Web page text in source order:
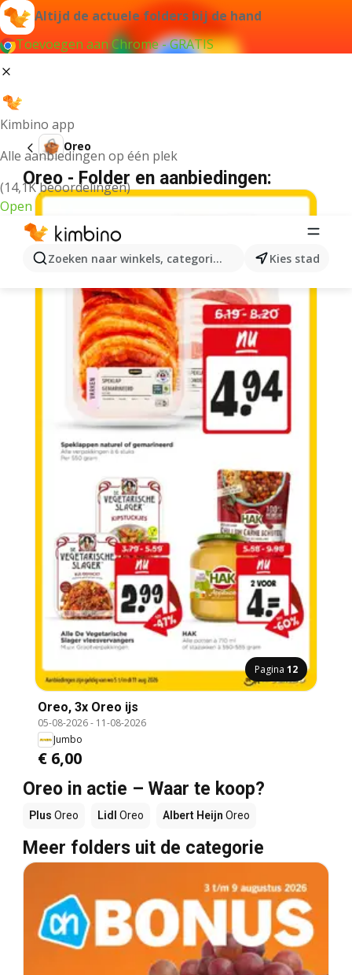
Altijd de actuele folders bij de hand
Toevoegen aan Chrome - GRATIS
Kimbino app
Alle aanbiedingen op één plek
(14,1K beoordelingen)
Open
Zoeken naar winkels, categorieën, producten...
Kies stad
Oreo
Oreo - Folder en aanbiedingen:
Pagina 12
Oreo, 3x Oreo ijs
05-08-2026- 11-08-2026
Jumbo
€ 6,00
Oreo in actie – Waar te koop?
Plus Oreo Lidl Oreo Albert Heijn Oreo
Meer folders uit de categorie